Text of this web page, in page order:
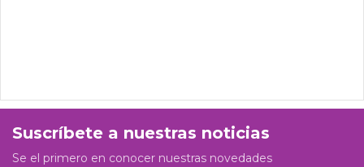
Suscríbete a nuestras noticias
Se el primero en conocer nuestras novedades